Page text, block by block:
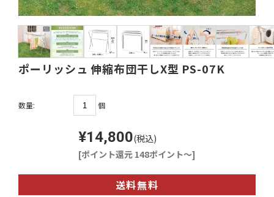
ポーリッシュ 伸縮布団干しX型 PS-07K
¥14,800(税込)
[ポイント還元 148ポイント～]
数量: 個